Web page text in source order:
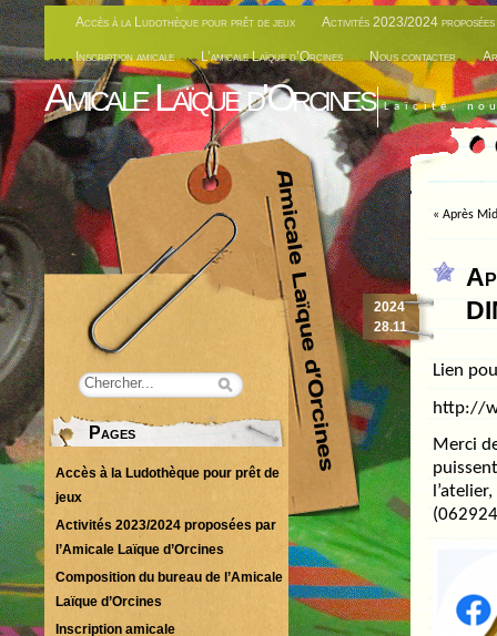
Accès à la Ludothèque pour prêt de jeux Activités 2023/2024 proposées
Inscription amicale L’amicale Laïque d’Orcines Nous contacter
Amicale Laïque d'Orcines Laïcité,
« Après
2024
28.11
Lien
http://
Merci
Pages
Accès à la Ludothèque pour prêt de
jeux
Activités 2023/2024 proposées par
l’Amicale Laïque d’Orcines
Composition du bureau de l’Amicale
Laïque d’Orcines
Inscription amicale